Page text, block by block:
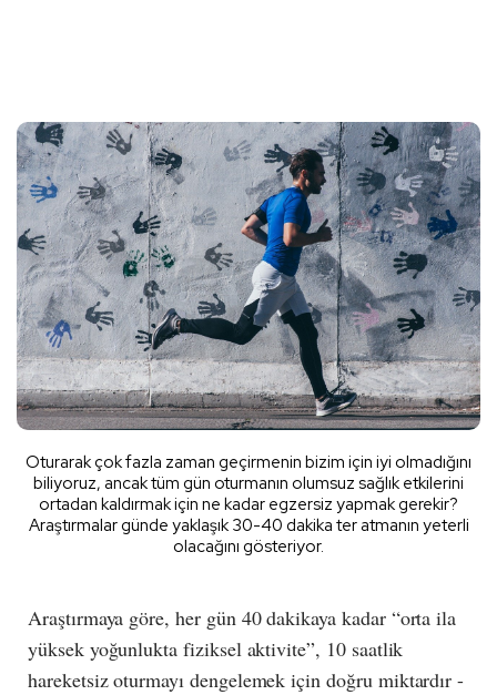
Oturarak çok fazla zaman geçirmenin bizim için iyi olmadığını
biliyoruz, ancak tüm gün oturmanın olumsuz sağlık etkilerini
ortadan kaldırmak için ne kadar egzersiz yapmak gerekir?
Araştırmalar günde yaklaşık 30-40 dakika ter atmanın yeterli
olacağını gösteriyor.
Araştırmaya göre, her gün 40 dakikaya kadar “orta ila
yüksek yoğunlukta fiziksel aktivite”, 10 saatlik
hareketsiz oturmayı dengelemek için doğru miktardır -